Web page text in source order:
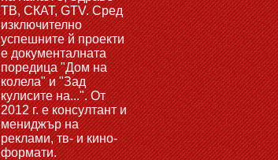
ТВ, СКАТ, GTV. Сред
изключително
успешните й проекти
е документалната
поредица "Дом на
колела" и "Зад
кулисите на...". От
2012 г. е консултант и
мениджър на
реклами, тв- и кино-
формати.